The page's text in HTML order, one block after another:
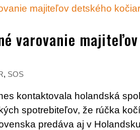
varovanie
, SOS
kontaktovala holandská
spotrebiteľov, že rúčka
predáva aj v